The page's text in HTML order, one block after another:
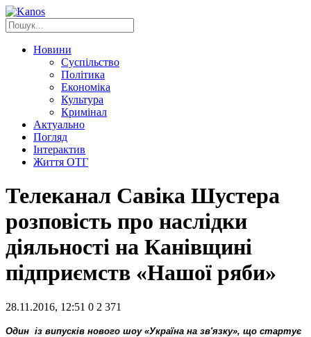
Новини
Суспільство
Політика
Економіка
Культура
Кримінал
Актуально
Погляд
Інтерактив
Життя ОТГ
Телеканал Савіка Шустера
розповість про наслідки
діяльності на Канівщині
підприємств «Нашої ряби»
28.11.2016, 12:51 0 2 371
Один із випусків нового шоу «Україна на зв'язку», що стартує